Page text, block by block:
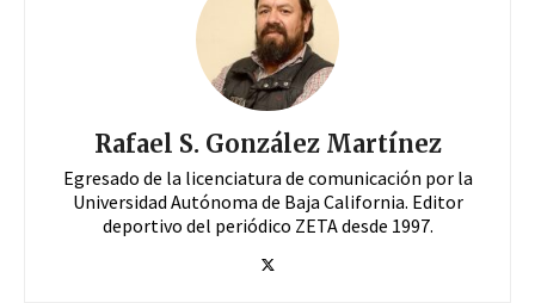
Rafael S. González Martínez
Egresado de la licenciatura de comunicación por la
Universidad Autónoma de Baja California. Editor
deportivo del periódico ZETA desde 1997.